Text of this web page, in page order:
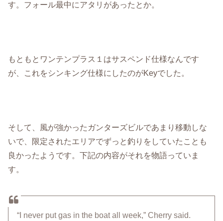
す。フォール最中にアタリがあったとか。
もともとワンテンプラス１はサスペンド仕様なんです
が、これをシンキング仕様にしたのがKeyでした。
そして、風が強かったガンターズビルであまり移動しな
いで、限定されたエリアでずっと釣りをしていたことも
良かったようです。下記の内容がそれを物語っていま
す。
“I never put gas in the boat all week,” Cherry said.